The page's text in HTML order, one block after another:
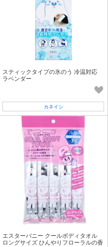
スティックタイプの氷のう 冷温対応
ラベンダー
カネイシ
エスターバニー クールボディタオル
ロングサイズ ひんやりフローラルの香